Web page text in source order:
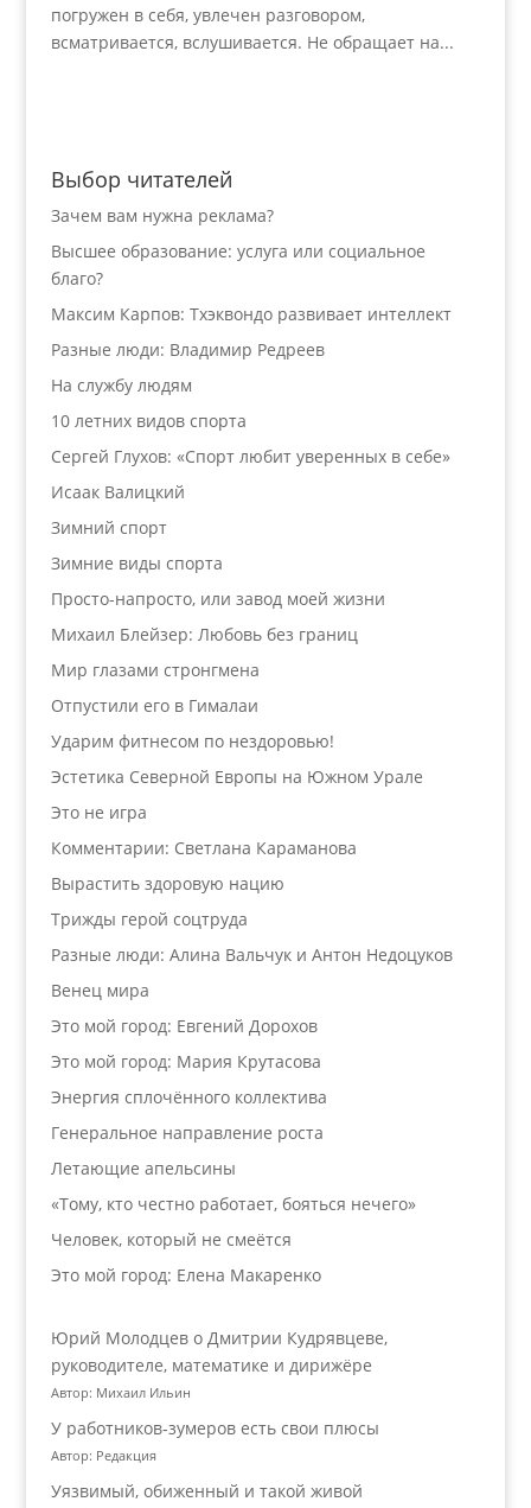
погружен в себя, увлечен разговором,
всматривается, вслушивается. Не обращает на...
Выбор читателей
Зачем вам нужна реклама?
Высшее образование: услуга или социальное
благо?
Максим Карпов: Тхэквондо развивает интеллект
Разные люди: Владимир Редреев
На службу людям
10 летних видов спорта
Сергей Глухов: «Спорт любит уверенных в себе»
Исаак Валицкий
Зимний спорт
Зимние виды спорта
Просто-напросто, или завод моей жизни
Михаил Блейзер: Любовь без границ
Мир глазами стронгмена
Отпустили его в Гималаи
Ударим фитнесом по нездоровью!
Эстетика Северной Европы на Южном Урале
Это не игра
Комментарии: Светлана Караманова
Вырастить здоровую нацию
Трижды герой соцтруда
Разные люди: Алина Вальчук и Антон Недоцуков
Венец мира
Это мой город: Евгений Дорохов
Это мой город: Мария Крутасова
Энергия сплочённого коллектива
Генеральное направление роста
Летающие апельсины
«Тому, кто честно работает, бояться нечего»
Человек, который не смеётся
Это мой город: Елена Макаренко
Юрий Молодцев о Дмитрии Кудрявцеве,
руководителе, математике и дирижёре
Автор: Михаил Ильин
У работников‑зумеров есть свои плюсы
Автор: Редакция
Уязвимый, обиженный и такой живой